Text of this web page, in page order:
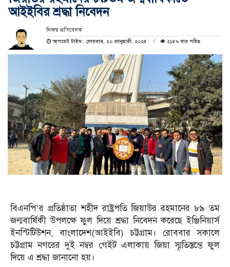
আইইবির শ্রদ্ধা নিবেদন
নিজস্ব প্রতিবেদক
আপডেট টাইম : সোমবার, ২০ জানুয়ারী, ২০২৫
২১৫৬ বার পঠিত
বিএনপি’র প্রতিষ্ঠাতা শহীদ রাষ্ট্রপতি জিয়াউর রহমানের ৮৯ তম
জন্মবার্ষিকী উপলক্ষে ফুল দিয়ে শ্রদ্ধা নিবেদন করেছে ইঞ্জিনিয়ার্স
ইনস্টিটিউশন, বাংলাদেশ(আইইবি) চট্টগ্রাম। রোববার সকালে
চট্টগ্রাম নগরের দুই নম্বর গেইট এলাকায় জিয়া স্মৃতিস্তম্ভে ফুল
দিয়ে এ শ্রদ্ধা জানানো হয়।